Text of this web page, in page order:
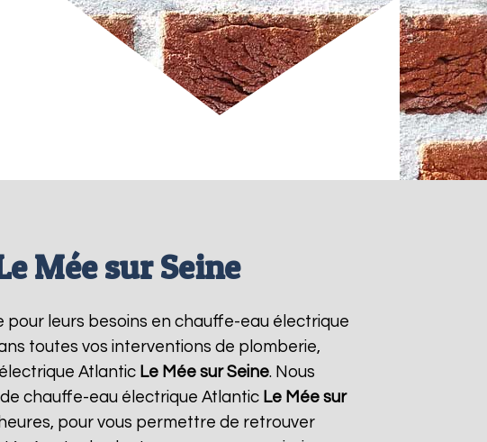
Mée sur Seine
leurs besoins en chauffe-eau électrique
toutes vos interventions de plomberie,
Atlantic Le Mée sur Seine. Nous
chauffe-eau électrique Atlantic Le Mée sur
pour vous permettre de retrouver